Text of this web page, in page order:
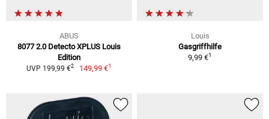
ABUS
8077 2.0 Detecto XPLUS Louis
Edition
UVP 199,99 €2 149,99 €1
Louis
Gasgriffhilfe
9,99 €1